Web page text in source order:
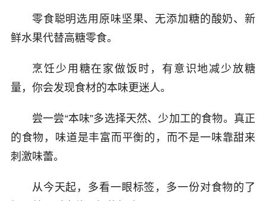
零食聪明选用原味坚果、无添加糖的酸奶、新
鲜水果代替高糖零食。
烹饪少用糖在家做饭时，有意识地减少放糖
量，你会发现食材的本味更迷人。
尝一尝“本味”多选择天然、少加工的食物。真正
的食物，味道是丰富而平衡的，而不是一味靠甜来
刺激味蕾。
从今天起，多看一眼标签，多一份对食物的了